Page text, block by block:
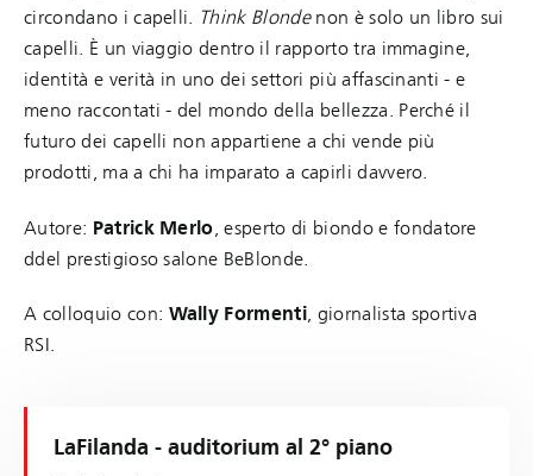
circondano i capelli. Think Blonde non è solo un libro sui
capelli. È un viaggio dentro il rapporto tra immagine,
identità e verità in uno dei settori più affascinanti - e
meno raccontati - del mondo della bellezza. Perché il
futuro dei capelli non appartiene a chi vende più
prodotti, ma a chi ha imparato a capirli davvero.
Autore: Patrick Merlo , esperto di biondo e fondatore
ddel prestigioso salone BeBlonde.
A colloquio con: Wally Formenti, giornalista sportiva
RSI.
LaFilanda - auditorium al 2° piano